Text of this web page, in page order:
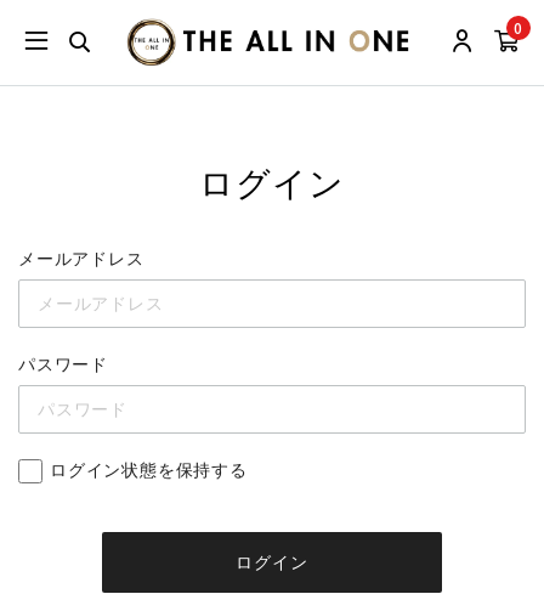
0
ログイン
メールアドレス
パスワード
ログイン状態を保持する